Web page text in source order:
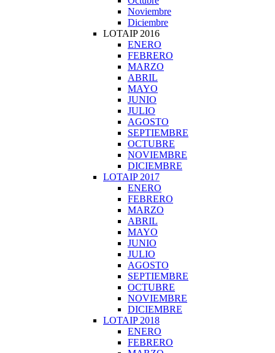
Noviembre
Diciembre
LOTAIP 2016
ENERO
FEBRERO
MARZO
ABRIL
MAYO
JUNIO
JULIO
AGOSTO
SEPTIEMBRE
OCTUBRE
NOVIEMBRE
DICIEMBRE
LOTAIP 2017
ENERO
FEBRERO
MARZO
ABRIL
MAYO
JUNIO
JULIO
AGOSTO
SEPTIEMBRE
OCTUBRE
NOVIEMBRE
DICIEMBRE
LOTAIP 2018
ENERO
FEBRERO